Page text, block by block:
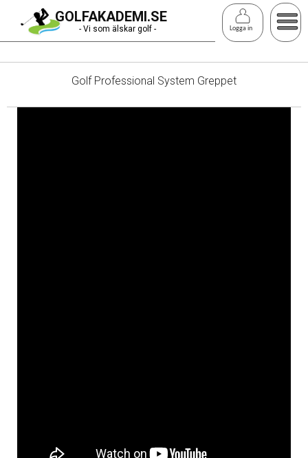
Hoppa
till
huvudinnehåll
Logga in
GOLFAKADEMI.SE
- Vi som älskar golf -
Golf Professional System Greppet